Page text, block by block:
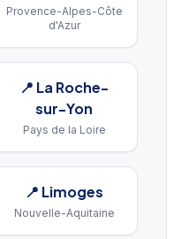
Provence-Alpes-Côte
d'Azur
📍 La Roche-
sur-Yon
Pays de la Loire
📍 Limoges
Nouvelle-Aquitaine